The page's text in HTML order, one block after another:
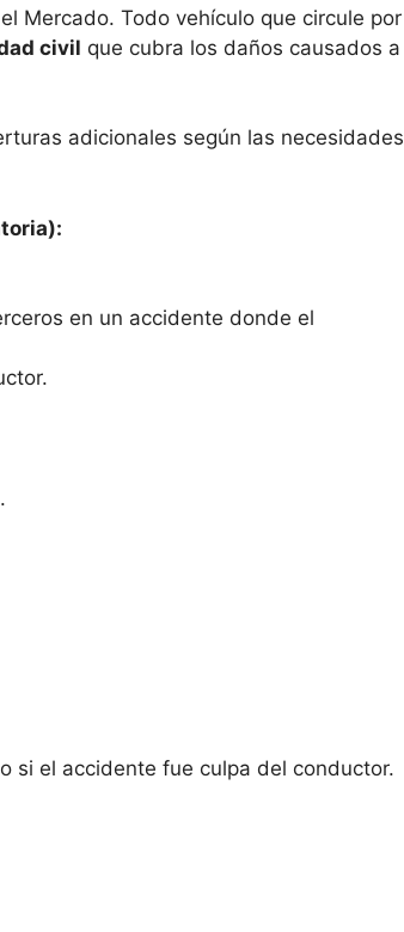
Mercado. Todo vehículo que circule por
civil que cubra los daños causados a
adicionales según las necesidades
en un accidente donde el
si el accidente fue culpa del conductor.